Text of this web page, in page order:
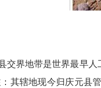
交界地带是世界最早
其辖地现今归庆元县